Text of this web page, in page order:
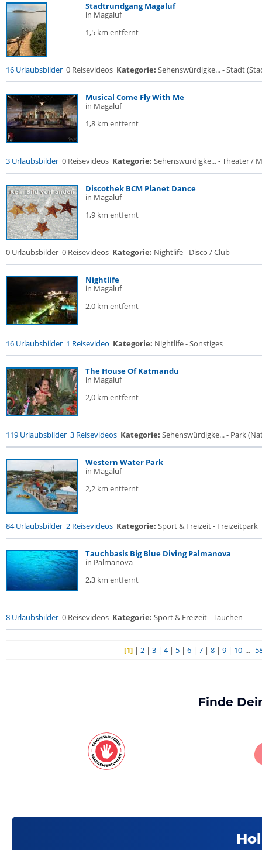
Stadtrundgang Magaluf
in Magaluf
1,5 km entfernt
16 Urlaubsbilder 0 Reisevideos Kategorie: Sehenswürdigke... - Stadt
Musical Come Fly With Me
in Magaluf
1,8 km entfernt
3 Urlaubsbilder 0 Reisevideos Kategorie: Sehenswürdigke... - Theater /
Discothek BCM Planet Dance
in Magaluf
1,9 km entfernt
0 Urlaubsbilder 0 Reisevideos Kategorie: Nightlife - Disco / Club
Nightlife
in Magaluf
2,0 km entfernt
16 Urlaubsbilder 1 Reisevideo Kategorie: Nightlife - Sonstiges
The House Of Katmandu
in Magaluf
2,0 km entfernt
119 Urlaubsbilder 3 Reisevideos Kategorie: Sehenswürdigke... - Park
Western Water Park
in Magaluf
2,2 km entfernt
84 Urlaubsbilder 2 Reisevideos Kategorie: Sport & Freizeit - Freizeitpark
Tauchbasis Big Blue Diving Palmanova
in Palmanova
2,3 km entfernt
8 Urlaubsbilder 0 Reisevideos Kategorie: Sport & Freizeit - Tauchen
[1]| 2| 3| 4| 5| 6| 7| 8| 9| 10 ...
Finde